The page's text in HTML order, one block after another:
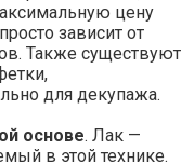
цену
зависит от
Также существуют
для декупажа.
основе. Лак —
в этой технике.